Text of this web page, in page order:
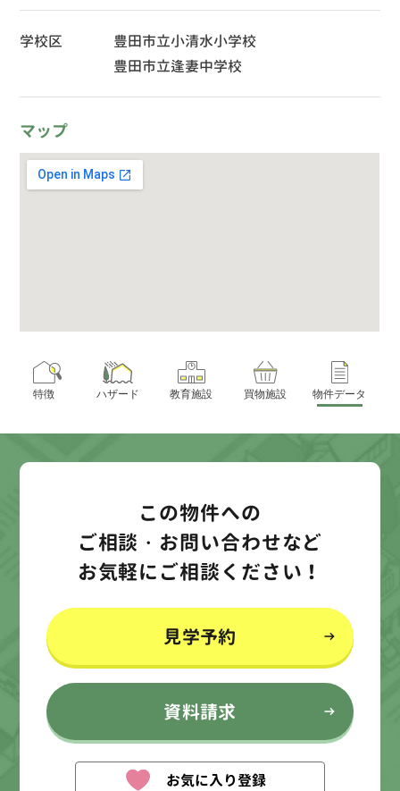
学校区
豊田市立小清水小学校
豊田市立逢妻中学校
マップ
特徴 ハザード 教育施設 買物施設 物件データ
この物件への
ご相談・お問い合わせなど
お気軽にご相談ください！
見学予約
資料請求
お気に入り登録